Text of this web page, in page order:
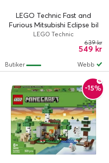
LEGO Technic Fast and
Furious Mitsubishi Eclipse bil
42229
LEGO Technic
549 kr
639 kr
Webb
Butiker
-15%